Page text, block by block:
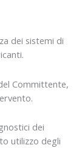
dei sistemi di
Committente,
dei
utilizzo degli